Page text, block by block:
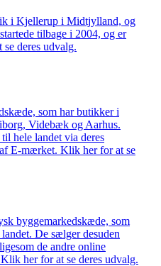
i Kjellerup i Midtjylland, og
tilbage i 2004, og er
deres udvalg.
som har butikker i
Videbæk og Aarhus.
hele landet via deres
E-mærket. Klik her for at se
byggemarkedskæde, som
De sælger desuden
de andre online
her for at se deres udvalg.